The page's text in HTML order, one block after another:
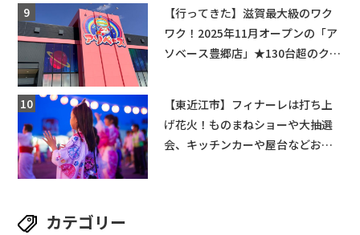
【行ってきた】滋賀最大級のワク
ワク！2025年11月オープンの「ア
ソベース豊郷店」★130台超のクレ
【東近江市】フィナーレは打ち上
げ花火！ものまねショーや大抽選
会、キッチンカーや屋台などお楽
カテゴリー